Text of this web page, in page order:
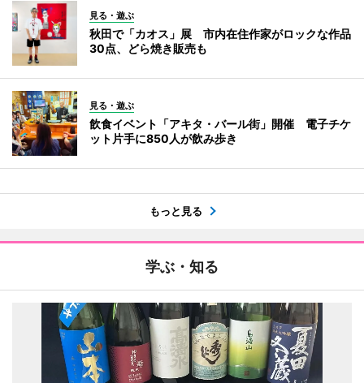
見る・遊ぶ
秋田で「カオス」展 市内在住作家がロックな作品
30点、どら焼き販売も
見る・遊ぶ
飲食イベント「アキタ・バール街」開催 電子チケ
ット片手に850人が飲み歩き
もっと見る
学ぶ・知る